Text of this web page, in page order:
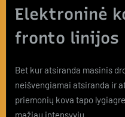
Elektroninė
fronto linijos
Bet kur atsiranda masinis
neišvengiamai atsiranda ir
priemonių kova tapo
mažiau intensyviu.